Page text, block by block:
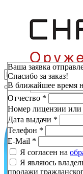
Зарезервировать
Фамилия*
Имя*
Отчество *
Номер лицензии или
Дата выдачи *
Телефон *
E-Mail *
Я согласен на
Я являюсь
продажи
Ваша заявка
Спасибо за заказ!
В ближайшее время